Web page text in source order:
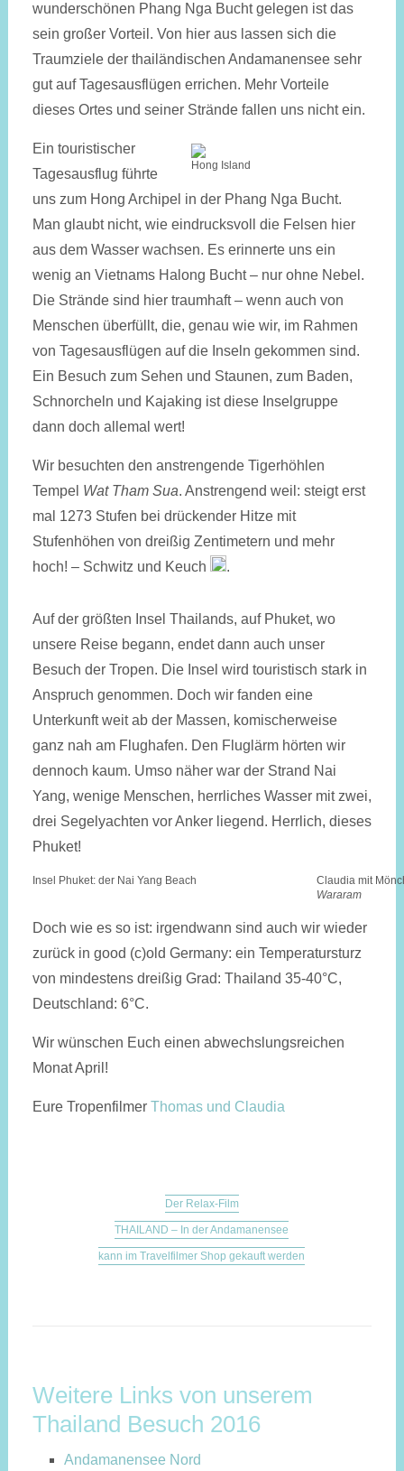
wunderschönen Phang Nga Bucht gelegen ist das
sein großer Vorteil. Von hier aus lassen sich die
Traumziele der thailändischen Andamanensee sehr
gut auf Tagesausflügen errichen. Mehr Vorteile
dieses Ortes und seiner Strände fallen uns nicht ein.
Hong Island
Ein touristischer
Tages­ausflug führte
uns zum Hong Archipel in der Phang Nga Bucht.
Man glaubt nicht, wie eindrucks­voll die Felsen hier
aus dem Wasser wachsen. Es erinnerte uns ein
wenig an Vietnams Halong Bucht – nur ohne Nebel.
Die Strände sind hier traumhaft – wenn auch von
Menschen überfüllt, die, genau wie wir, im Rahmen
von Tages­aus­flügen auf die Inseln gekommen sind.
Ein Besuch zum Sehen und Staunen, zum Baden,
Schnorcheln und Kajaking ist diese Inselgruppe
dann doch allemal wert!
Wir besuchten den anstrengende Tigerhöhlen
Tempel Wat Tham Sua. Anstrengend weil: steigt erst
mal 1273 Stufen bei drückender Hitze mit
Stufenhöhen von dreißig Zentimetern und mehr
hoch! – Schwitz und Keuch
.
Auf der größten Insel Thailands, auf Phuket, wo
unsere Reise begann, endet dann auch unser
Besuch der Tropen. Die Insel wird touristisch stark in
Anspruch genommen. Doch wir fanden eine
Unterkunft weit ab der Massen, komischerweise
ganz nah am Flughafen. Den Fluglärm hörten wir
dennoch kaum. Umso näher war der Strand Nai
Yang, wenige Menschen, herrliches Wasser mit zwei,
drei Segelyachten vor Anker liegend. Herrlich, dieses
Phuket!
Insel Phuket: der Nai Yang Beach
Claudia mit
Wararam
Doch wie es so ist: irgendwann sind auch wir wieder
zurück in good (c)old Germany: ein Temperatursturz
von mindestens dreißig Grad: Thailand 35-40°C,
Deutschland: 6°C.
Wir wünschen Euch einen abwechslungsreichen
Monat April!
Eure Tropenfilmer Thomas und Claudia
Der Relax-Film
THAILAND – In der Andamanensee
kann im Travelfilmer Shop gekauft werden
Weitere Links von unserem
Thailand Besuch 2016
Andamanensee Nord